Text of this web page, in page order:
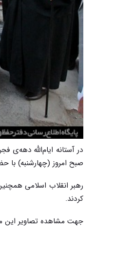
در آستانه ایام‌الله دهه‌ی
صبح امروز (چهارشنبه) با
رهبر انقلاب اسلامی
کردند.
جهت مشاهده تصاویر این